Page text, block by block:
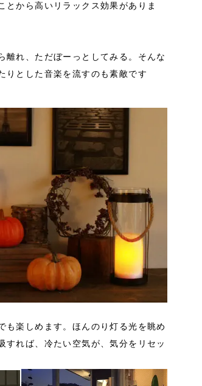
とから高いリラックス効果がありま
離れ、ただぼーっとしてみる。そんな
りとした音楽を流すのも素敵です
も楽しめます。ほんのり灯る光を眺め
すれば、冷たい空気が、気分をリセッ